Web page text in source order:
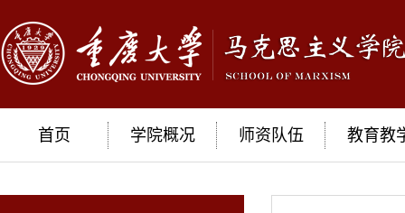
首页 学院概况 师资队伍 教育教